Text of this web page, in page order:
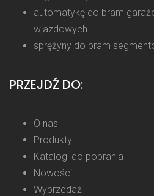
automatykę do bram
wjazdowych
sprężyny do bram
PRZEJDŹ DO:
O nas
Produkty
Katalogi do pobrania
Nowości
Wyprzedaż